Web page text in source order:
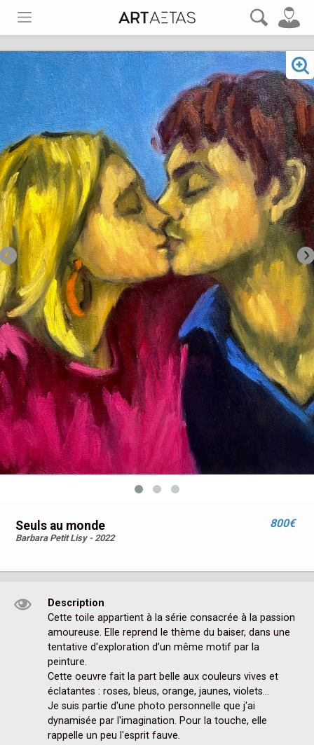
Seuls au monde
Barbara Petit Lisy - 2022
800€
Description
Cette toile appartient à la série consacrée à la passion
amoureuse. Elle reprend le thème du baiser, dans une
tentative d'exploration d’un même motif par la
peinture.
Cette oeuvre fait la part belle aux couleurs vives et
éclatantes : roses, bleus, orange, jaunes, violets…
Je suis partie d'une photo personnelle que j'ai
dynamisée par l'imagination. Pour la touche, elle
rappelle un peu l'esprit fauve.